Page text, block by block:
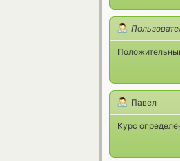
Павел
Курс